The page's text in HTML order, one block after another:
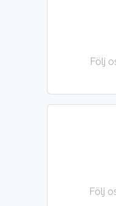
Följ
Följ